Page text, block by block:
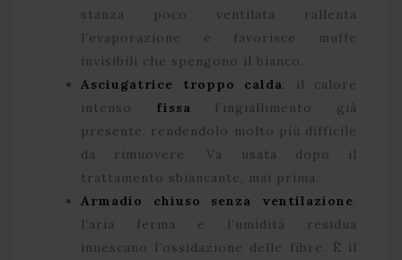
stanza poco ventilata rallenta
l’evaporazione e favorisce muffe
invisibili che spengono il bianco.
Asciugatrice troppo calda: il calore
intenso fissa l’ingiallimento già
presente, rendendolo molto più difficile
da rimuovere. Va usata dopo il
trattamento sbiancante, mai prima.
Armadio chiuso senza ventilazione:
l’aria ferma e l’umidità residua
innescano l’ossidazione delle fibre. È il